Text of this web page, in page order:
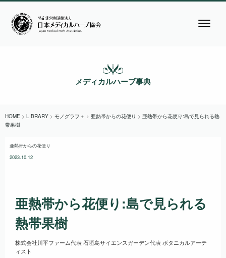
メディカルハーブ事典
HOME > LIBRARY > モノグラフ＋ > 亜熱帯からの花便り > 亜熱帯から花便り:島で見られる熱
帯果樹
亜熱帯からの花便り
2023.10.12
亜熱帯から花便り:島で見られる
熱帯果樹
株式会社川平ファーム代表 石垣島サイエンスガーデン代表 ボタニカルアーテ
ィスト